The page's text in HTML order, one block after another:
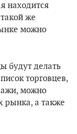
находится
же
можно
будут делать
торговцев,
можно
рынка, а также